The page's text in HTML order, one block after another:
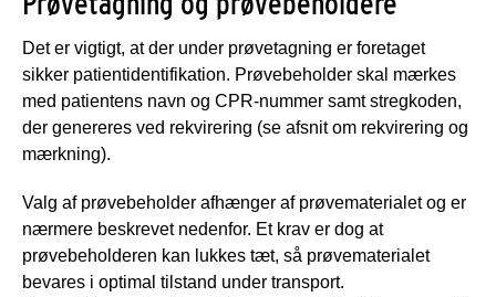
Det er vigtigt, at der under prøvetagning er foretaget
sikker patientidentifikation. Prøvebeholder skal mærkes
med patientens navn og CPR-nummer samt stregkoden,
der genereres ved rekvirering (se afsnit om rekvirering og
mærkning).
Valg af prøvebeholder afhænger af prøvematerialet og er
nærmere beskrevet nedenfor. Et krav er dog at
prøvebeholderen kan lukkes tæt, så prøvematerialet
bevares i optimal tilstand under transport.